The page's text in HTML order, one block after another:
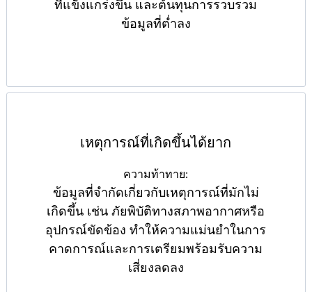
ที่แข็งแกร่งขึ้น และต้นทุนการรวบรวม
ข้อมูลที่ต่ำลง
เหตุการณ์ที่เกิดขึ้นได้ยาก
ความท้าทาย:
ข้อมูลที่จำกัดเกี่ยวกับเหตุการณ์ที่มักไม่
เกิดขึ้น เช่น ภัยพิบัติทางสภาพอากาศหรือ
อุปกรณ์ขัดข้อง ทำให้ความแม่นยำในการ
คาดการณ์และการเตรียมพร้อมรับความ
เสี่ยงลดลง